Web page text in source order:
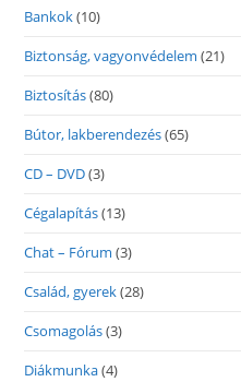
Bankok(10)
Biztonság, vagyonvédelem (21)
Biztosítás(80)
Bútor, lakberendezés(65)
CD – DVD(3)
Cégalapítás(13)
Chat – Fórum (3)
Család, gyerek(28)
Csomagolás(3)
Diákmunka(4)